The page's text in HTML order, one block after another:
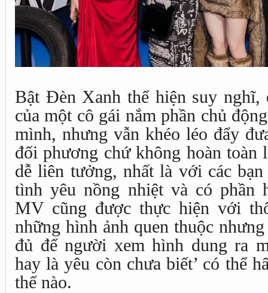
Bật Đèn Xanh thể hiện suy nghĩ,
của một cô gái nắm phần chủ
mình, nhưng vẫn khéo léo đẩy
đối phương chứ không hoàn toàn
dễ liên tưởng, nhất là với các
tình yêu nồng nhiệt và có phần
MV cũng được thực hiện với
những hình ảnh quen thuộc
đủ để người xem hình dung ra
hay là yêu còn chưa biết’ có thể
thế nào.